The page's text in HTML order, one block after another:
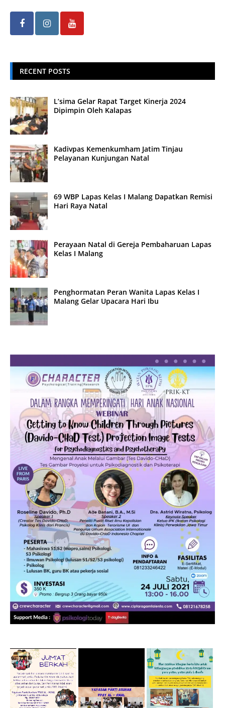
RECENT POSTS
L’sima Gelar Rapat Target Kinerja 2024
Dipimpin Oleh Kalapas
Kadivpas Kemenkumham Jatim Tinjau
Pelayanan Kunjungan Natal
69 WBP Lapas Kelas I Malang Dapatkan Remisi
Hari Raya Natal
Perayaan Natal di Gereja Pembaharuan Lapas
Kelas I Malang
Penghormatan Peran Wanita Lapas Kelas I
Malang Gelar Upacara Hari Ibu